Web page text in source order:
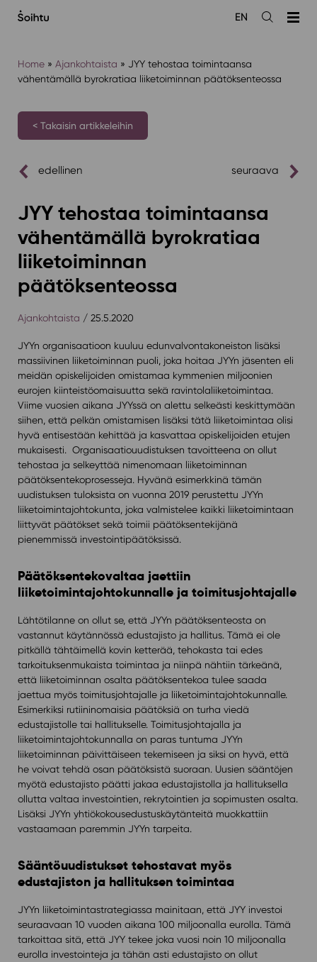
sisältöön
Avaa
EN
Home» Ajankohtaista » JYY tehostaa toimintaansa
vähentämällä byrokratiaa liiketoiminnan päätöksenteossa
< Takaisin artikkeleihin
edellinen seuraava
JYY tehostaa toimintaansa
vähentämällä byrokratiaa
liiketoiminnan
päätöksenteossa
Ajankohtaista / 25.5.2020
JYYn organisaatioon kuuluu edunvalvontakoneiston lisäksi
massiivinen liiketoiminnan puoli, joka hoitaa JYYn jäsenten eli
meidän opiskelijoiden omistamaa kymmenien miljoonien
eurojen kiinteistöomaisuutta sekä ravintolaliiketoimintaa.
Viime vuosien aikana JYYssä on alettu selkeästi keskittymään
siihen, että pelkän omistamisen lisäksi tätä liiketoimintaa olisi
hyvä entisestään kehittää ja kasvattaa opiskelijoiden etujen
mukaisesti. Organisaatiouudistuksen tavoitteena on ollut
tehostaa ja selkeyttää nimenomaan liiketoiminnan
päätöksentekoprosesseja. Hyvänä esimerkkinä tämän
uudistuksen tuloksista on vuonna 2019 perustettu JYYn
liiketoimintajohtokunta, joka valmistelee kaikki liiketoimintaan
liittyvät päätökset sekä toimii päätöksentekijänä
pienemmissä investointipäätöksissä.
Päätöksentekovaltaa jaettiin
liiketoimintajohtokunnalle ja toimitusjohtajalle
Lähtötilanne on ollut se, että JYYn päätöksenteosta on
vastannut käytännössä edustajisto ja hallitus. Tämä ei ole
pitkällä tähtäimellä kovin ketterää, tehokasta tai edes
tarkoituksenmukaista toimintaa ja niinpä nähtiin tärkeänä,
että liiketoiminnan osalta päätöksentekoa tulee saada
jaettua myös toimitusjohtajalle ja liiketoimintajohtokunnalle.
Esimerkiksi rutiininomaisia päätöksiä on turha viedä
edustajistolle tai hallitukselle. Toimitusjohtajalla ja
liiketoimintajohtokunnalla on paras tuntuma JYYn
liiketoiminnan päivittäiseen tekemiseen ja siksi on hyvä, että
he voivat tehdä osan päätöksistä suoraan. Uusien sääntöjen
myötä edustajisto päätti jakaa edustajistolla ja hallituksella
ollutta valtaa investointien, rekrytointien ja sopimusten osalta.
Lisäksi JYYn yhtiökokousedustuskäytänteitä muokkattiin
vastaamaan paremmin JYYn tarpeita.
Sääntöuudistukset tehostavat myös
edustajiston ja hallituksen toimintaa
JYYn liiketoimintastrategiassa mainitaan, että JYY investoi
seuraavaan 10 vuoden aikana 100 miljoonalla eurolla. Tämä
tarkoittaa sitä, että JYY tekee joka vuosi noin 10 miljoonalla
eurolla investointeja ja tähän asti edustajisto on ollut